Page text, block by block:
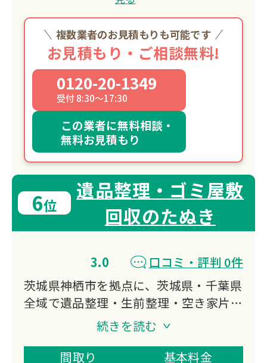
複数業者のお見積もりも可能です
お見積もり・ご相談無料!
0120-20-1349
受付 8:30～17:30
この業者に無料相談・
無料お見積もり
6位
遺品整理・ゴミ屋敷
回収のたぬき
3.0
口コミ・評判 0件
茨城県神栖市を拠点に、茨城県・千葉県
全域で遺品整理・生前整理・空き家片付
けに対応する「遺品整理・ゴミ屋敷回収
のたぬき」です。
「誠実・誠実・誠実な仕事」を社訓に掲
続きを読む
間取り
基本料金